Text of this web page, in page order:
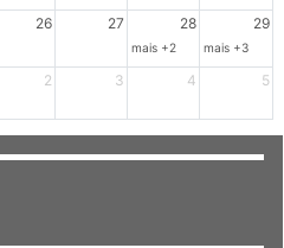
26 27 28 29
mais +2 mais +3
2 3 4 5